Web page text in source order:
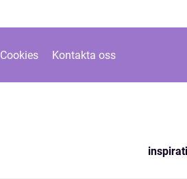
Cookies Kontakta oss